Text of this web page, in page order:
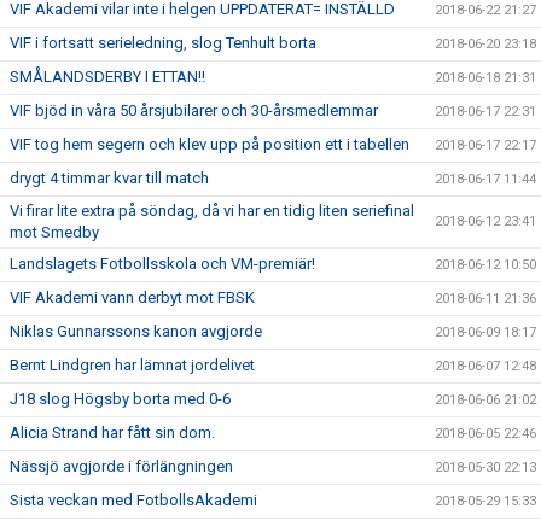
VIF Akademi vilar inte i helgen UPPDATERAT= INSTÄLLD 2018-06-22 21:27
VIF i fortsatt serieledning, slog Tenhult borta 2018-06-20 23:18
SMÅLANDSDERBY I ETTAN!! 2018-06-18 21:31
VIF bjöd in våra 50 årsjubilarer och 30-årsmedlemmar 2018-06-17 22:31
VIF tog hem segern och klev upp på position ett i tabellen 2018-06-17 22:17
drygt 4 timmar kvar till match 2018-06-17 11:44
Vi firar lite extra på söndag, då vi har en tidig liten seriefinal
mot Smedby
2018-06-12 23:41
Landslagets Fotbollsskola och VM-premiär! 2018-06-12 10:50
VIF Akademi vann derbyt mot FBSK 2018-06-11 21:36
Niklas Gunnarssons kanon avgjorde 2018-06-09 18:17
Bernt Lindgren har lämnat jordelivet 2018-06-07 12:48
J18 slog Högsby borta med 0-6 2018-06-06 21:02
Alicia Strand har fått sin dom. 2018-06-05 22:46
Nässjö avgjorde i förlängningen 2018-05-30 22:13
Sista veckan med FotbollsAkademi 2018-05-29 15:33